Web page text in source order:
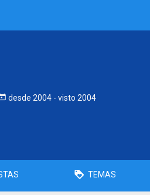
desde 2004 - visto 2004
TEMAS